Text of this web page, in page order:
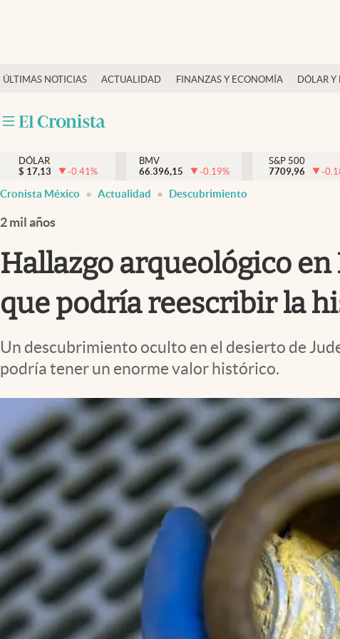
ÚLTIMAS NOTICIAS ACTUALIDAD FINANZAS Y ECONOMÍA DÓLAR Y
Actualidad
Internacionales
Opinión
Brand Strategy
Vida y estilo
Tv
Espiritualidad
abre en nueva pestaña
DÓLAR
$ 17,13 -0.41%
BMV
66.396,15
-0.19%
S&P 500
7709,96
-
Cronista México Actualidad Descubrimiento
2 mil años
Hallazgo arqueológico
que podría reescribir la
Un descubrimiento oculto en el desierto de
podría tener un enorme valor histórico.